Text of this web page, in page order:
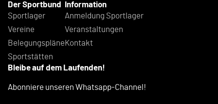
Der Sportbund
Sportlager
Vereine
Belegungspläne
Sportstätten
Information
Anmeldung Sportlager
Veranstaltungen
Kontakt
Bleibe auf dem Laufenden!
Abonniere unseren Whatsapp-Channel!